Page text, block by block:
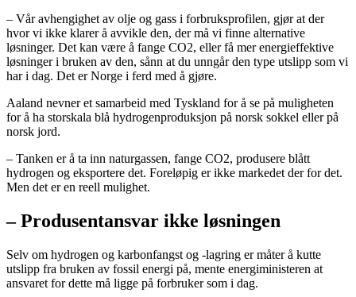
– Vår avhengighet av olje og gass i forbruksprofilen, gjør at der
hvor vi ikke klarer å avvikle den, der må vi finne alternative
løsninger. Det kan være å fange CO2, eller få mer energieffektive
løsninger i bruken av den, sånn at du unngår den type utslipp som vi
har i dag. Det er Norge i ferd med å gjøre.
Aaland nevner et samarbeid med Tyskland for å se på muligheten
for å ha storskala blå hydrogenproduksjon på norsk sokkel eller på
norsk jord.
– Tanken er å ta inn naturgassen, fange CO2, produsere blått
hydrogen og eksportere det. Foreløpig er ikke markedet der for det.
Men det er en reell mulighet.
– Produsentansvar ikke løsningen
Selv om hydrogen og karbonfangst og -lagring er måter å kutte
utslipp fra bruken av fossil energi på, mente energiministeren at
ansvaret for dette må ligge på forbruker som i dag.